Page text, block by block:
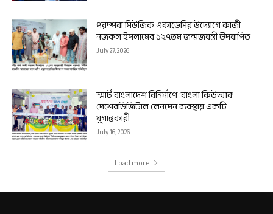
পরম্পরা মিউজিক একাডেমির উদ্যোগে কাজী
নজরুল ইসলামের ১২৭তম জন্মজয়ন্তী উদযাপিত
July 27, 2026
স্মার্ট বাংলাদেশ বিনির্মাণে ‘বাংলা কিউআর’
দেশেরডিজিটাল লেনদেন ব্যবস্থায় একটি
যুগান্তকারী
July 16, 2026
Load more